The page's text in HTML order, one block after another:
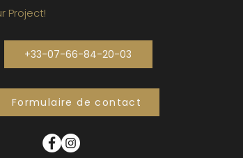
Project!
+33-07-66-84-20-03
Formulaire de contact